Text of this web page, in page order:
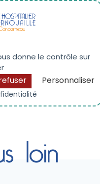
loin
donne le contrôle sur
Personnaliser